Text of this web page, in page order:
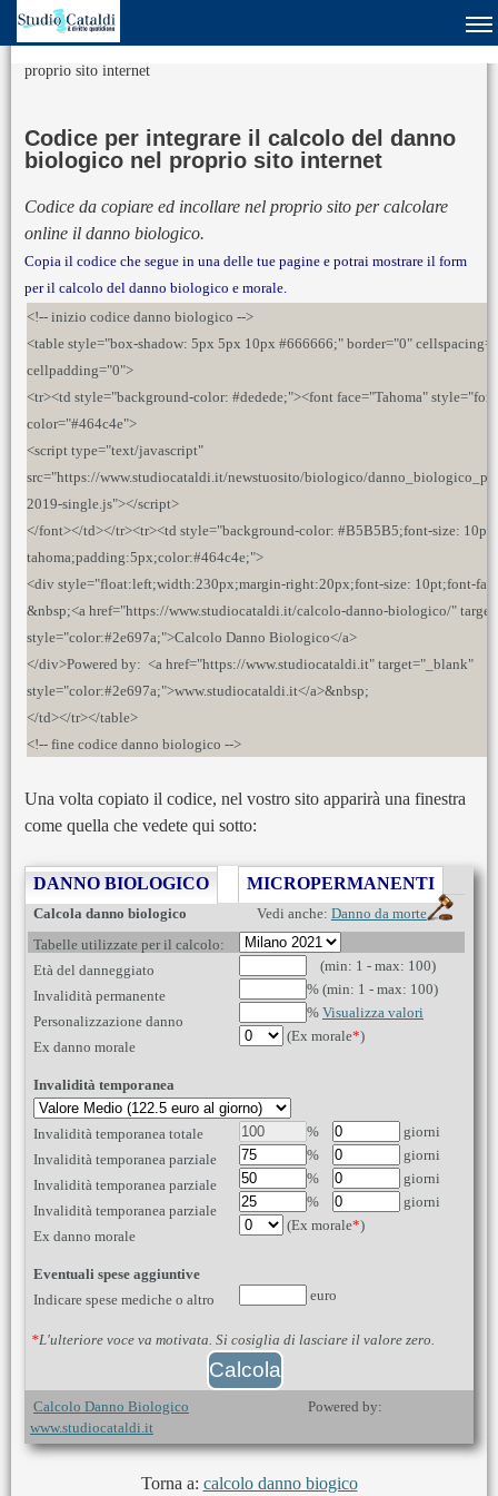
Sei in:Home» Codice per integrare il calcolo del danno biologico nel
proprio sito internet
Codice per integrare il calcolo del danno
biologico nel proprio sito internet
Codice da copiare ed incollare nel proprio sito per calcolare
online il danno biologico.
Copia il codice che segue in una delle tue pagine e potrai mostrare il form
per il calcolo del danno biologico e morale.
<!-- inizio codice danno biologico -->
<table style="box-shadow: 5px 5px 10px #666666;" border="0"
cellpadding="0">
<tr><td style="background-color: #dedede;"><font face="Tahoma"
color="#464c4e">
<script type="text/javascript"
src="https://www.studiocataldi.it/newstuosito/biologico/
2019-single.js"></script>
</font></td></tr><tr><td style="background-color: #B5B5B5;font-size:
tahoma;padding:5px;color:#464c4e;">
<div style="float:left;width:230px;margin-right:20px;font-size: 10pt;font-
&nbsp;<a href="https://www.studiocataldi.it/calcolo-danno-biologico/"
style="color:#2e697a;">Calcolo Danno Biologico</a>
</div>Powered by: <a href="https://www.studiocataldi.it" target="_blank"
style="color:#2e697a;">www.studiocataldi.it</a>&nbsp;
</td></tr></table>
<!-- fine codice danno biologico -->
Una volta copiato il codice, nel vostro sito apparirà una finestra
come quella che vedete qui sotto:
DANNO BIOLOGICO MICROPERMANENTI
Calcola danno biologico Vedi anche: Danno da morte
Tabelle utilizzate per il calcolo:
Età del danneggiato
(min: 1 - max: 100)
Invalidità permanente
% (min: 1 - max: 100)
Personalizzazione danno
% Visualizza valori
Ex danno morale
(Ex morale*)
Invalidità temporanea
Invalidità temporanea totale %
giorni
Invalidità temporanea parziale
%
giorni
Invalidità temporanea parziale
%
giorni
Invalidità temporanea parziale
% giorni
Ex danno morale
(Ex morale*)
Eventuali spese aggiuntive
Indicare spese mediche o altro
euro
*L'ulteriore voce va motivata. Si cosiglia di lasciare il valore zero.
Calcolo Danno Biologico
Powered by:
www.studiocataldi.it
Torna a: calcolo danno biogico